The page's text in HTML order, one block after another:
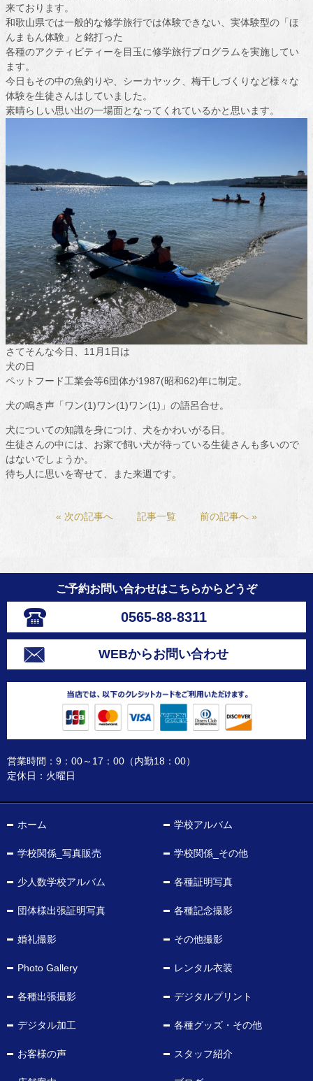
来ております。
和歌山県では一般的な修学旅行では体験できない、実体験型の「ほ
んまもん体験」と銘打った
各種のアクティビティーを目玉に修学旅行プログラムを実施してい
ます。
今日もその中の魚釣りや、シーカヤック、梅干しづくりなど様々な
体験を生徒さんはしていました。
素晴らしい思い出の一場面となってくれているかと思います。
さてそんな今日、11月1日は
犬の日
ペットフード工業会等6団体が1987(昭和62)年に制定。
犬の鳴き声「ワン(1)ワン(1)ワン(1)」の語呂合せ。
犬についての知識を身につけ、犬をかわいがる日。
生徒さんの中には、お家で飼い犬が待っている生徒さんも多いので
はないでしょうか。
待ち人に思いを寄せて、また来週です。
« 次の記事へ 記事一覧 前の記事へ »
ご予約お問い合わせはこちらからどうぞ
0565-88-8311
WEBからお問い合わせ
営業時間：9：00～17：00（内勤18：00）
定休日：火曜日
ホーム 学校アルバム
学校関係_写真販売 学校関係_その他
少人数学校アルバム 各種証明写真
団体様出張証明写真 各種記念撮影
婚礼撮影 その他撮影
Photo Gallery レンタル衣装
各種出張撮影 デジタルプリント
デジタル加工 各種グッズ・その他
お客様の声 スタッフ紹介